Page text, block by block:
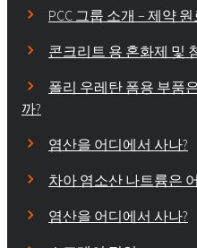
PCC 그룹 소개 – 제약
콘크리트 용 혼화제 및
폴리 우레탄 폼용 부품
까?
염산을 어디에서 사나?
차아 염소산 나트륨은
염산을 어디에서 사나?